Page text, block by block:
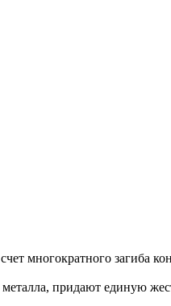
многократного загиба
придают единую